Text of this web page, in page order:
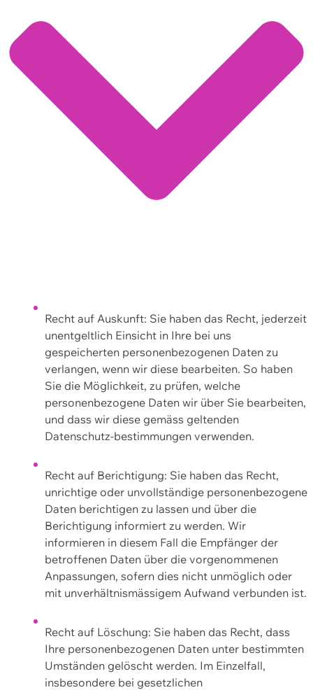
Recht auf Auskunft: Sie haben das Recht, jederzeit
unentgeltlich Einsicht in Ihre bei uns
gespeicherten personenbezogenen Daten zu
verlangen, wenn wir diese bearbeiten. So haben
Sie die Möglichkeit, zu prüfen, welche
personenbezogene Daten wir über Sie bearbeiten,
und dass wir diese gemäss geltenden
Datenschutz-bestimmungen verwenden.
Recht auf Berichtigung: Sie haben das Recht,
unrichtige oder unvollständige personenbezogene
Daten berichtigen zu lassen und über die
Berichtigung informiert zu werden. Wir
informieren in diesem Fall die Empfänger der
betroffenen Daten über die vorgenommenen
Anpassungen, sofern dies nicht unmöglich oder
mit unverhältnismässigem Aufwand verbunden ist.
Recht auf Löschung: Sie haben das Recht, dass
Ihre personenbezogenen Daten unter bestimmten
Umständen gelöscht werden. Im Einzelfall,
insbesondere bei gesetzlichen